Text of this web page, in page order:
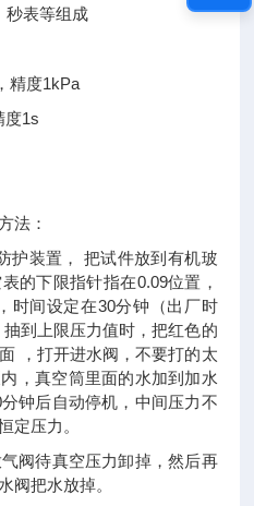
秒表等组成
，精度1kPa
度1s
法：
护装置，
把试件放到有机玻
的下限指针指在0.09位置，
时间设定在30分钟（出厂时
到上限压力值时，把红色的
，打开进水阀，不要打的太
，真空筒里面的水加到加水
分钟后自动停机，中间压力不
定压力。
阀待真空压力卸掉，然后再
阀把水放掉。